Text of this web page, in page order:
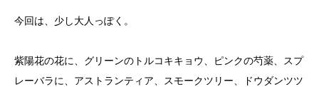
今回は、少し大人っぽく。
紫陽花の花に、グリーンのトルコキキョウ、ピンクの芍薬、スプ
レーバラに、アストランティア、スモークツリー、ドウダンツツ